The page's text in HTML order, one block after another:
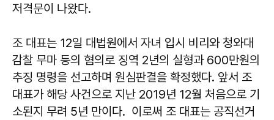
저격문이 나왔다.
조 대표는 12일 대법원에서 자녀 입시 비리와 청와대
감찰 무마 등의 혐의로 징역 2년의 실형과 600만원의
추징 명령을 선고하며 원심판결을 확정했다. 앞서 조
대표가 해당 사건으로 지난 2019년 12월 처음으로 기
소된지 무려 5년 만이다. 이로써 조 대표는 공직선거